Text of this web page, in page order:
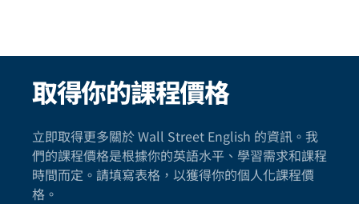
取得你的課程價格
立即取得更多關於 Wall Street English 的資訊。我
們的課程價格是根據你的英語水平、學習需求和課程
時間而定。請填寫表格，以獲得你的個人化課程價
格。